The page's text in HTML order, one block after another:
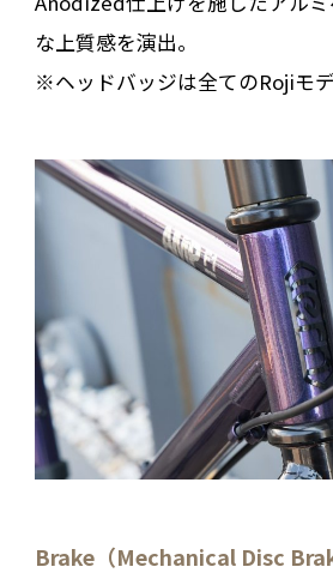
な上質感を演出。
※ヘッドバッジは全てのRojiモデ
Brake（Mechanical Disc